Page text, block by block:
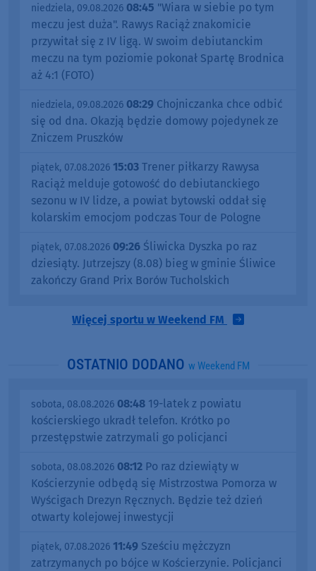
niedziela, 09.08.2026 08:45 "Wiara w siebie po tym
meczu jest duża". Rawys Raciąż znakomicie
przywitał się z IV ligą. W swoim debiutanckim
meczu na tym poziomie pokonał Spartę Brodnica
aż 4:1 (FOTO)
niedziela, 09.08.2026 08:29 Chojniczanka chce odbić
się od dna. Okazją będzie domowy pojedynek ze
Zniczem Pruszków
piątek, 07.08.2026 15:03 Trener piłkarzy Rawysa
Raciąż melduje gotowość do debiutanckiego
sezonu w IV lidze, a powiat bytowski oddał się
kolarskim emocjom podczas Tour de Pologne
piątek, 07.08.2026 09:26 Śliwicka Dyszka po raz
dziesiąty. Jutrzejszy (8.08) bieg w gminie Śliwice
zakończy Grand Prix Borów Tucholskich
Więcej sportu w Weekend FM
OSTATNIO DODANO w Weekend FM
sobota, 08.08.2026 08:48 19-latek z powiatu
kościerskiego ukradł telefon. Krótko po
przestępstwie zatrzymali go policjanci
sobota, 08.08.2026 08:12 Po raz dziewiąty w
Kościerzynie odbędą się Mistrzostwa Pomorza w
Wyścigach Drezyn Ręcznych. Będzie też dzień
otwarty kolejowej inwestycji
piątek, 07.08.2026 11:49 Sześciu mężczyzn
zatrzymanych po bójce w Kościerzynie. Policjanci